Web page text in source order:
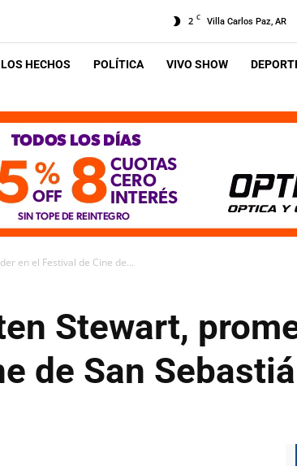
2 C Villa Carlos Paz, AR
LOS HECHOS POLÍTICA VIVO SHOW
en el Festival de Cine de...
Stewart,
de San